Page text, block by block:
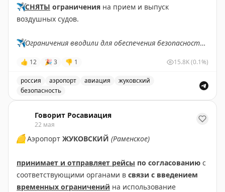
✈️СНЯТЫ ограничения на прием и выпуск
воздушных судов.
✈️Ограничения вводили для обеспечения безопасности
✈️ Говорит Росавиация|MАХ
👍 12 🎉 3 👎 1 15.8K(0.1%)
россия аэропорт авиация
жуковский
безопасность
Говорит Росавиация
22 мая
🟡Аэропорт ЖУКОВСКИЙ (Раменское)
принимает и отправляет рейсы по согласованию с
соответствующими органами в связи с введением
временных ограничений на использование